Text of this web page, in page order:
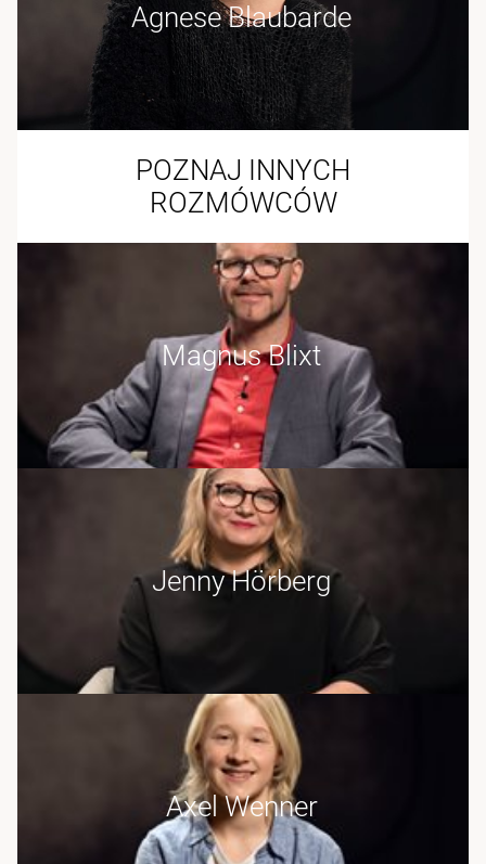
Agnese Blaubarde
POZNAJ INNYCH
ROZMÓWCÓW
Magnus Blixt
Jenny Hörberg
Axel Wenner